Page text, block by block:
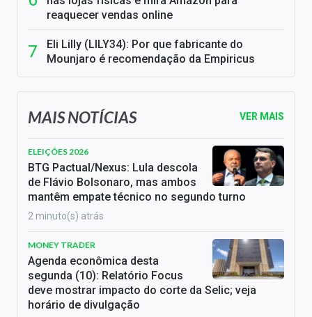
reaquecer vendas online
Eli Lilly (LILY34): Por que fabricante do
Mounjaro é recomendação da Empiricus
MAIS NOTÍCIAS VER MAIS
ELEIÇÕES 2026
BTG Pactual/Nexus: Lula descola
de Flávio Bolsonaro, mas ambos
mantêm empate técnico no segundo turno
2 minuto(s) atrás
MONEY TRADER
Agenda econômica desta
segunda (10): Relatório Focus
deve mostrar impacto do corte da Selic; veja
horário de divulgação